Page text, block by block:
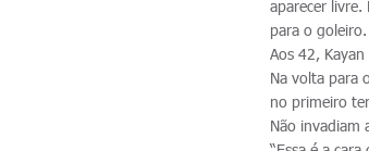
aparecer
para o
Aos 42,
Na volta para
no primeiro
Não invadiam